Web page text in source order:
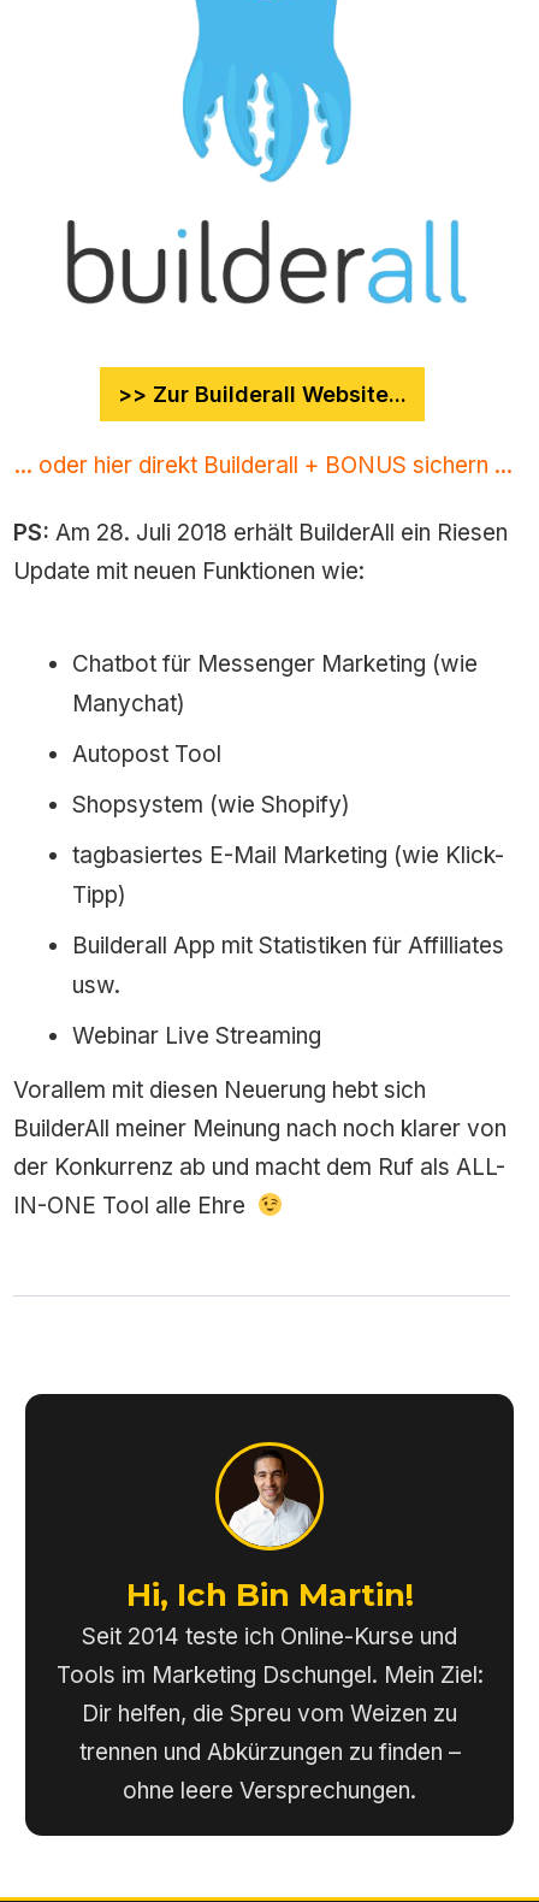
>> Zur Builderall Website...
... oder hier direkt Builderall + BONUS sichern ...
PS: Am 28. Juli 2018 erhält BuilderAll ein Riesen
Update mit neuen Funktionen wie:
Chatbot für Messenger Marketing (wie
Manychat)
Autopost Tool
Shopsystem (wie Shopify)
tagbasiertes E-Mail Marketing (wie Klick-
Tipp)
Builderall App mit Statistiken für Affilliates
usw.
Webinar Live Streaming
Vorallem mit diesen Neuerung hebt sich
BuilderAll meiner Meinung nach noch klarer von
der Konkurrenz ab und macht dem Ruf als ALL-
IN-ONE Tool alle Ehre
Hi, Ich Bin Martin!
Seit 2014 teste ich Online-Kurse und
Tools im Marketing Dschungel. Mein Ziel:
Dir helfen, die Spreu vom Weizen zu
trennen und Abkürzungen zu finden –
ohne leere Versprechungen.